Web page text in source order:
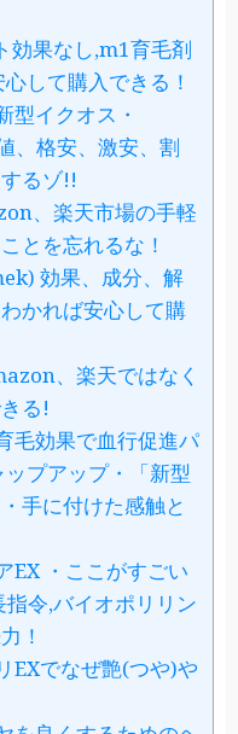
効果なし,m1育毛剤
して購入できる！
型イクオス・
、格安、激安、割
るゾ!!
、楽天市場の手軽
とを忘れるな！
効果、成分、解
かれば安心して購
、楽天ではなく
る!
毛効果で血行促進パ
プアップ・「新型
手に付けた感触と
EX ・ここがすごい
令,バイオポリリン
！
EXでなぜ艶(つや)や